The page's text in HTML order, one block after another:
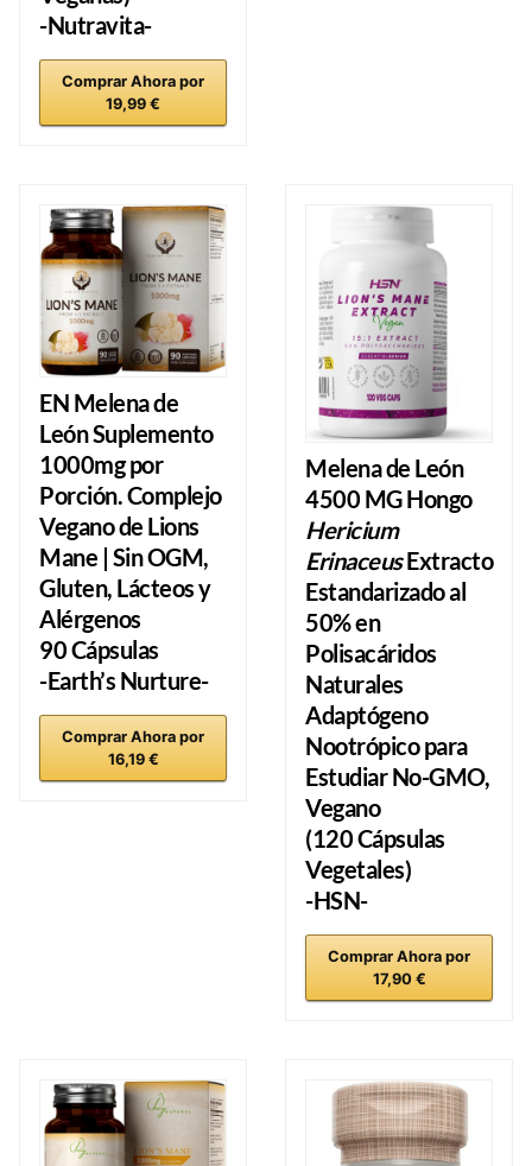
-Nutravita-
Comprar Ahora por
19,99 €
EN Melena de
LeónSuplemento
1000mg por
Porción. Complejo
Vegano de Lions
Mane | Sin OGM,
Gluten, Lácteos y
Alérgenos
90 Cápsulas
-Earth’s Nurture-
Comprar Ahora por
16,19 €
Melena de León
4500 MGHongo
Hericium
ErinaceusExtracto
Estandarizado al
50% en
Polisacáridos
Naturales
Adaptógeno
Nootrópico para
Estudiar No-GMO,
Vegano
(120 Cápsulas
Vegetales)
-HSN-
Comprar Ahora por
17,90 €